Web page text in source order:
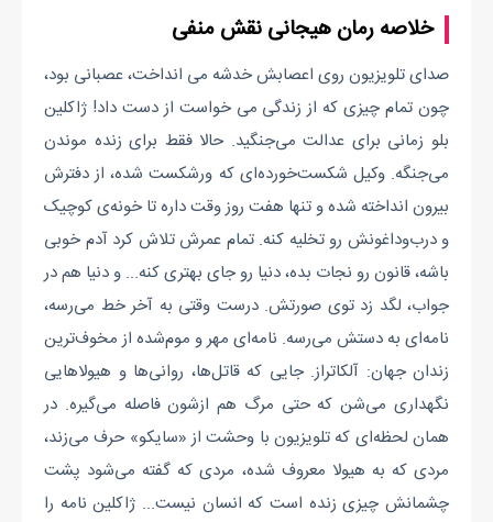
خلاصه رمان هیجانی نقش منفی
صدای تلویزیون روی اعصابش خدشه می انداخت، عصبانی بود،
چون تمام چیزی که از زندگی می خواست از دست داد! ژاکلین
بلو زمانی برای عدالت می‌جنگید. حالا فقط برای زنده موندن
می‌جنگه. وکیل شکست‌خورده‌ای که ورشکست شده، از دفترش
بیرون انداخته شده و تنها هفت روز وقت داره تا خونه‌ی کوچیک
و درب‌وداغونش رو تخلیه کنه. تمام عمرش تلاش کرد آدم خوبی
باشه، قانون رو نجات بده، دنیا رو جای بهتری کنه... و دنیا هم در
جواب، لگد زد توی صورتش. درست وقتی به آخر خط می‌رسه،
نامه‌ای به دستش می‌رسه. نامه‌ای مهر و موم‌شده از مخوف‌ترین
زندان جهان: آلکاتراز. جایی که قاتل‌ها، روانی‌ها و هیولاهایی
نگهداری می‌شن که حتی مرگ هم ازشون فاصله می‌گیره. در
همان لحظه‌ای که تلویزیون با وحشت از «سایکو» حرف می‌زند،
مردی که به هیولا معروف شده، مردی که گفته می‌شود پشت
چشمانش چیزی زنده است که انسان نیست... ژاکلین نامه را